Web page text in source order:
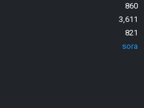
860
3,611
821
sora